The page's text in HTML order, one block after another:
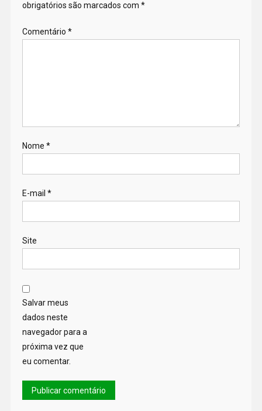
obrigatórios são marcados com *
Comentário *
Nome *
E-mail *
Site
Salvar meus
dados neste
navegador para a
próxima vez que
eu comentar.